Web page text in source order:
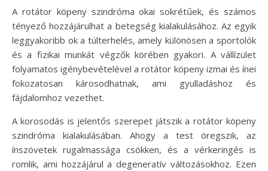
A rotátor köpeny szindróma okai sokrétűek, és számos
tényező hozzájárulhat a betegség kialakulásához. Az egyik
leggyakoribb ok a túlterhelés, amely különösen a sportolók
és a fizikai munkát végzők körében gyakori. A vállízület
folyamatos igénybevételével a rotátor köpeny izmai és ínei
fokozatosan károsodhatnak, ami gyulladáshoz és
fájdalomhoz vezethet.
A korosodás is jelentős szerepet játszik a rotátor köpeny
szindróma kialakulásában. Ahogy a test öregszik, az
ínszövetek rugalmassága csökken, és a vérkeringés is
romlik, ami hozzájárul a degeneratív változásokhoz. Ezen